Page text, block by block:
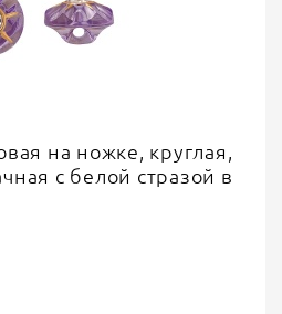
на ножке, круглая,
с белой стразой в